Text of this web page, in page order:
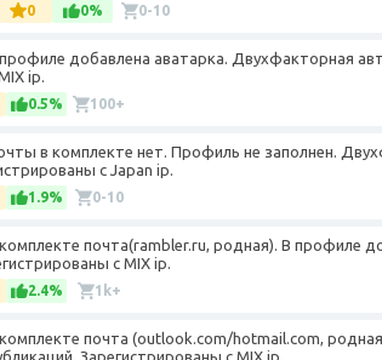
0 0% 0-10
добавлена аватарка. Двухфакторная
ip.
0.5% 100+
в комплекте нет. Профиль не заполнен.
с Japan ip.
1.9% 0-10
почта(rambler.ru, родная). В профиле
с MIX ip.
2.4% 1k+
почта (outlook.com/hotmail.com,
Зарегистрированы с MIX ip.